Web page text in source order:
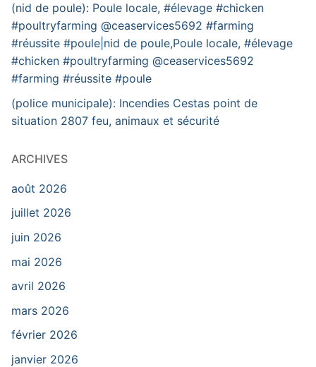
(nid de poule): Poule locale, #élevage #chicken
#poultryfarming @ceaservices5692 #farming
#réussite #poule|nid de poule,Poule locale, #élevage
#chicken #poultryfarming @ceaservices5692
#farming #réussite #poule
(police municipale): Incendies Cestas point de
situation 2807 feu, animaux et sécurité
ARCHIVES
août 2026
juillet 2026
juin 2026
mai 2026
avril 2026
mars 2026
février 2026
janvier 2026